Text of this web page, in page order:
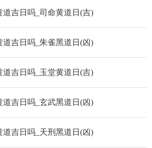
道吉日吗_司命黄道日(吉)
道吉日吗_朱雀黑道日(凶)
道吉日吗_玉堂黄道日(吉)
道吉日吗_玄武黑道日(凶)
道吉日吗_天刑黑道日(凶)